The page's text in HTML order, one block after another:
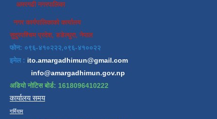
अमरगढी नगरपालिका
नगर कार्यपालिकाको कार्यालय
सुदुरपश्चिम प्रदेश, डडेल्धुरा, नेपाल
फोन: ०९६-४१०२२२,०९६-४१००२२
इमेल : ito.amargadhimun@gmail.com
info@amargadhimun.gov.np
अडियो नोटिस बोर्ड: 1618096410222
कार्यालय समय
गर्मियाम